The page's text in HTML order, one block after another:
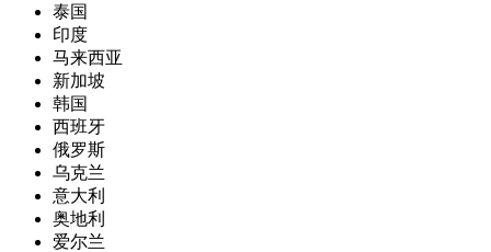
泰国
印度
马来西亚
新加坡
韩国
西班牙
俄罗斯
乌克兰
意大利
奥地利
爱尔兰